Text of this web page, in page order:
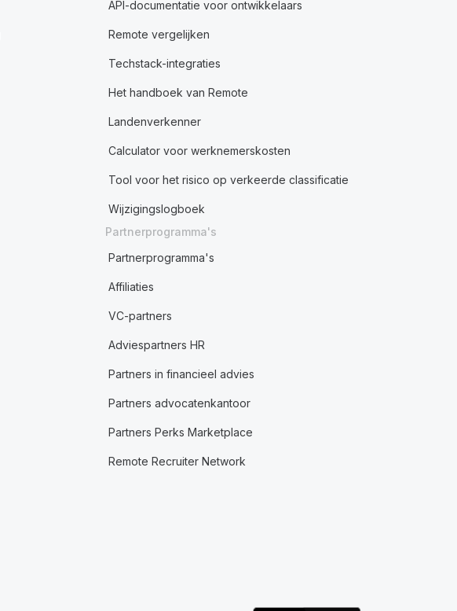
API-documentatie voor ontwikkelaars
Remote vergelijken
Techstack-integraties
Het handboek van Remote
Landenverkenner
Calculator voor werknemerskosten
Tool voor het risico op verkeerde classificatie
Wijzigingslogboek
Partnerprogramma's
Partnerprogramma's
Affiliaties
VC-partners
Adviespartners HR
Partners in financieel advies
Partners advocatenkantoor
Partners Perks Marketplace
Remote Recruiter Network